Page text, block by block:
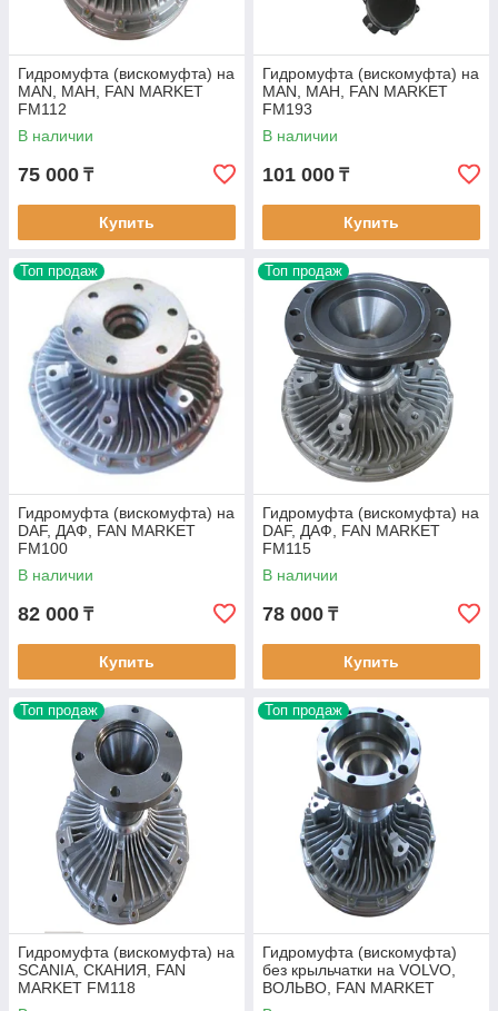
Гидромуфта (вискомуфта) на
MAN, МАН, FAN MARKET
FM112
В наличии
75 000 ₸
Купить
Гидромуфта (вискомуфта) на
MAN, МАН, FAN MARKET
FM193
В наличии
101 000 ₸
Купить
Топ продаж
Гидромуфта (вискомуфта) на
DAF, ДАФ, FAN MARKET
FM100
В наличии
82 000 ₸
Купить
Топ продаж
Гидромуфта (вискомуфта) на
DAF, ДАФ, FAN MARKET
FM115
В наличии
78 000 ₸
Купить
Топ продаж
Гидромуфта (вискомуфта) на
SCANIA, СКАНИЯ, FAN
MARKET FM118
Топ продаж
Гидромуфта (вискомуфта)
без крыльчатки на VOLVO,
ВОЛЬВО, FAN MARKET
FM119